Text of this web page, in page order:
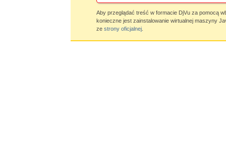
Aby przeglądać treść w formacie DjVu za pomocą
konieczne jest zainstalowanie wirtualnej maszyny
ze strony oficjalnej